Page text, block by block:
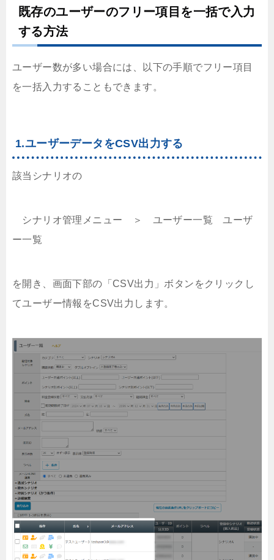
既存のユーザーのフリー項目を一括で入力
する方法
ユーザー数が多い場合には、以下の手順でフリー項目
を一括入力することもできます。
1.ユーザーデータをCSV出力する
該当シナリオの
シナリオ管理メニュー ＞ ユーザー一覧 ユーザ
ー一覧
を開き、画面下部の「CSV出力」ボタンをクリックし
てユーザー情報をCSV出力します。